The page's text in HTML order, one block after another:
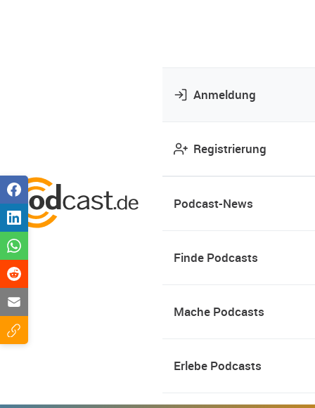
Anmeldung
Registrierung
Podcast-News
Finde Podcasts
Mache Podcasts
Erlebe Podcasts